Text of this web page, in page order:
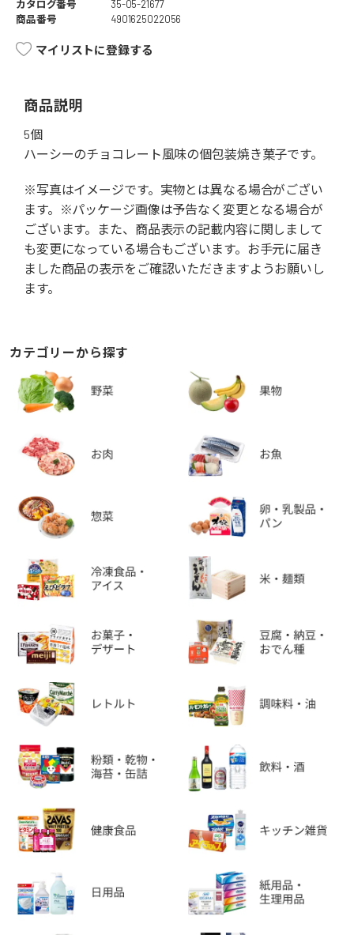
カタログ番号
35-05-21677
商品番号
4901625022056
マイリストに登録する
商品説明
5個
ハーシーのチョコレート風味の個包装焼き菓子です。
※写真はイメージです。実物とは異なる場合がござい
ます。※パッケージ画像は予告なく変更となる場合が
ございます。また、商品表示の記載内容に関しまして
も変更になっている場合もございます。お手元に届き
ました商品の表示をご確認いただきますようお願いし
ます。
カテゴリーから探す